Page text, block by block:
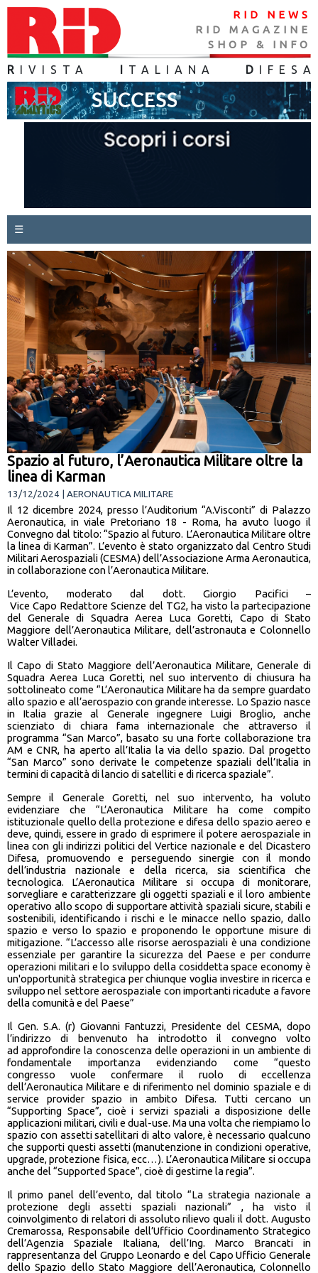
RID NEWS
RID MAGAZINE
SHOP & INFO
R IVISTA TALIANA D IFES A
☰
Spazio al futuro, l’Aeronautica Militare oltre la
linea di Karman
13/12/2024 | AERONAUTICA MILITARE
Il 12 dicembre 2024, presso l’Auditorium “A.Visconti” di Palazzo
Aeronautica, in viale Pretoriano 18 - Roma, ha avuto luogo il
Convegno dal titolo: “Spazio al futuro. L’Aeronautica Militare oltre
la linea di Karman”. L’evento è stato organizzato dal Centro Studi
Militari Aerospaziali (CESMA) dell’Associazione Arma Aeronautica,
in collaborazione con l’Aeronautica Militare.
L’evento, moderato dal dott. Giorgio Pacifici –
Vice Capo Redattore Scienze del TG2, ha visto la partecipazione
del Generale di Squadra Aerea Luca Goretti, Capo di Stato
Maggiore dell’Aeronautica Militare, dell’astronauta e Colonnello
Walter Villadei.
Il Capo di Stato Maggiore dell’Aeronautica Militare, Generale di
Squadra Aerea Luca Goretti, nel suo intervento di chiusura ha
sottolineato come “L’Aeronautica Militare ha da sempre guardato
allo spazio e all’aerospazio con grande interesse. Lo Spazio nasce
in Italia grazie al Generale ingegnere Luigi Broglio, anche
scienziato di chiara fama internazionale che attraverso il
programma “San Marco”, basato su una forte collaborazione tra
AM e CNR, ha aperto all’Italia la via dello spazio. Dal progetto
“San Marco” sono derivate le competenze spaziali dell’Italia in
termini di capacità di lancio di satelliti e di ricerca spaziale”.
Sempre il Generale Goretti, nel suo intervento, ha voluto
evidenziare che “L’Aeronautica Militare ha come compito
istituzionale quello della protezione e difesa dello spazio aereo e
deve, quindi, essere in grado di esprimere il potere aerospaziale in
linea con gli indirizzi politici del Vertice nazionale e del Dicastero
Difesa, promuovendo e perseguendo sinergie con il mondo
dell’industria nazionale e della ricerca, sia scientifica che
tecnologica. L’Aeronautica Militare si occupa di monitorare,
sorvegliare e caratterizzare gli oggetti spaziali e il loro ambiente
operativo allo scopo di supportare attività spaziali sicure, stabili e
sostenibili, identificando i rischi e le minacce nello spazio, dallo
spazio e verso lo spazio e proponendo le opportune misure di
mitigazione. “L’accesso alle risorse aerospaziali è una condizione
essenziale per garantire la sicurezza del Paese e per condurre
operazioni militari e lo sviluppo della cosiddetta space economy è
un'opportunità strategica per chiunque voglia investire in ricerca e
sviluppo nel settore aerospaziale con importanti ricadute a favore
della comunità e del Paese”
Il Gen. S.A. (r) Giovanni Fantuzzi, Presidente del CESMA, dopo
l’indirizzo di benvenuto ha introdotto il convegno volto
ad approfondire la conoscenza delle operazioni in un ambiente di
fondamentale importanza evidenziando come “questo
congresso vuole confermare il ruolo di eccellenza
dell’Aeronautica Militare e di riferimento nel dominio spaziale e di
service provider spazio in ambito Difesa. Tutti cercano un
“Supporting Space”, cioè i servizi spaziali a disposizione delle
applicazioni militari, civili e dual-use. Ma una volta che riempiamo lo
spazio con assetti satellitari di alto valore, è necessario qualcuno
che supporti questi assetti (manutenzione in condizioni operative,
upgrade, protezione fisica, ecc…). L’Aeronautica Militare si occupa
anche del “Supported Space”, cioè di gestirne la regia”.
Il primo panel dell’evento, dal titolo “La strategia nazionale a
protezione degli assetti spaziali nazionali” , ha visto il
coinvolgimento di relatori di assoluto rilievo quali il dott. Augusto
Cremarossa, Responsabile dell’Ufficio Coordinamento Strategico
dell’Agenzia Spaziale Italiana, dell’Ing. Marco Brancati in
rappresentanza del Gruppo Leonardo e del Capo Ufficio Generale
dello Spazio dello Stato Maggiore dell’Aeronautica, Colonnello